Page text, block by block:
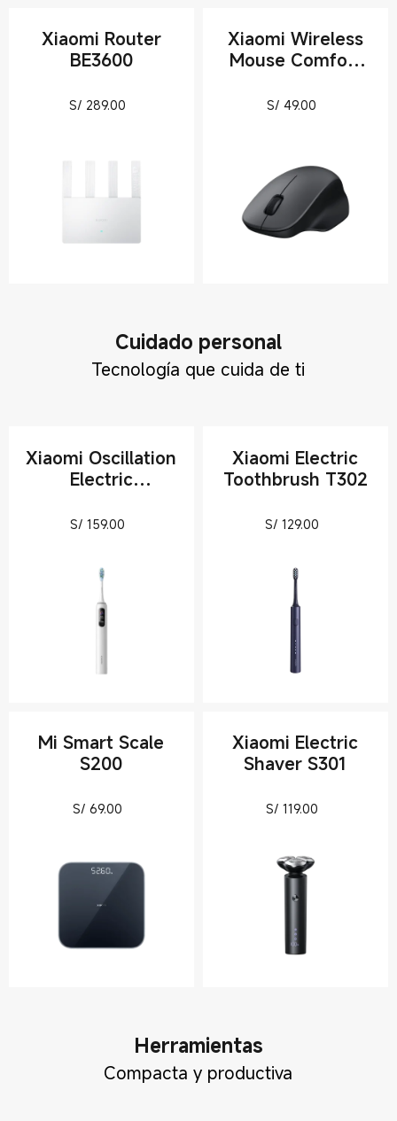
Xiaomi Router
BE3600
S/ 289.00
Xiaomi Wireless
Mouse Comfort
S/49.00
Cuidado personal
Tecnología que cuida de ti
Xiaomi Oscillation
Electric
S/159.00
Xiaomi Electric
Toothbrush T302
S/ 129.00
Mi Smart Scale
S200
S/69.00
Xiaomi Electric
Shaver S301
S/ 119.00
Herramientas
Compacta y productiva